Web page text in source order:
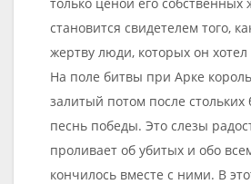
становится свидетелем того,
жертву люди, которых он
На поле битвы при Арке
залитый потом после стольких
песнь победы. Это слезы
проливает об убитых и обо
кончилось вместе с ними. В